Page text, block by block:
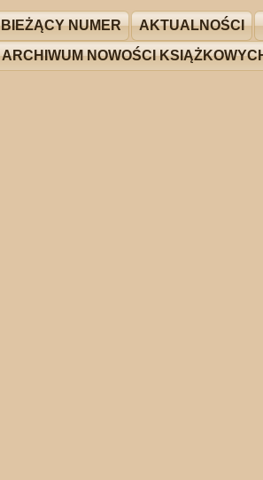
BIEŻĄCY NUMER AKTUALNOŚCI
ARCHIWUM NOWOŚCI